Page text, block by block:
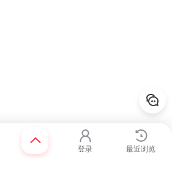
登录 最近浏览